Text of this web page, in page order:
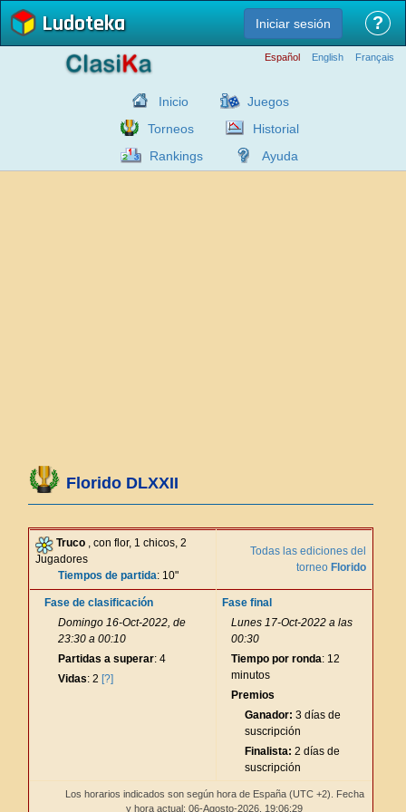
Ludoteka Iniciar sesión ?
Español English Français
Inicio
Juegos
Torneos
Historial
Rankings
Ayuda
Florido DLXXII
Truco , con flor, 1 chicos, 2
Jugadores
Tiempos de partida: 10"
Todas las ediciones del
torneo Florido
Fase de clasificación
Domingo 16-Oct-2022, de
23:30 a 00:10
Partidas a superar: 4
Vidas: 2 [?]
Fase final
Lunes 17-Oct-2022 a las
00:30
Tiempo por ronda: 12
minutos
Premios
Ganador: 3 días de
suscripción
Finalista: 2 días de
suscripción
Los horarios indicados son según hora de España (UTC +2). Fecha
y hora actual: 06-Agosto-2026, 19:06:29